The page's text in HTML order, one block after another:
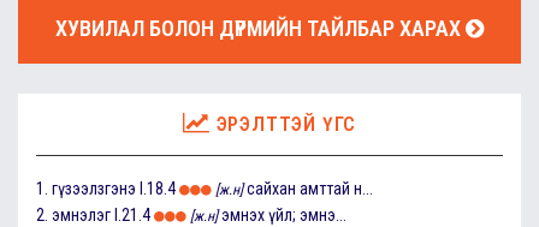
ХУВИЛАЛ БОЛОН ДҮРМИЙН ТАЙЛБАР ХАРАХ
ЭРЭЛТТЭЙ ҮГС
1. гүзээлзгэнэ I.18.4 [ж.н] сайхан амттай н...
2. эмнэлэг I.21.4 [ж.н] эмнэх үйл; эмнэ...